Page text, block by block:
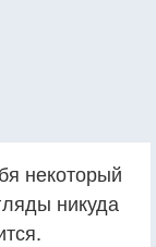
некоторый
никуда